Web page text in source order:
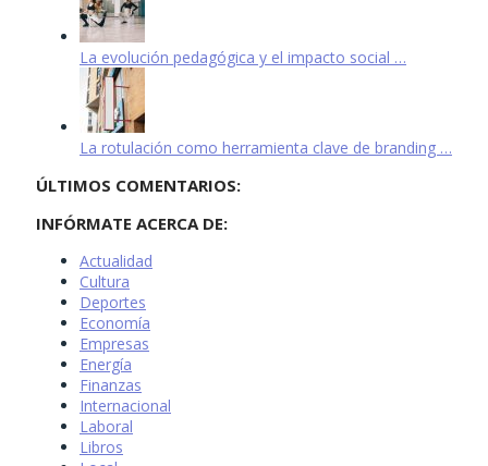
La evolución pedagógica y el impacto social …
La rotulación como herramienta clave de branding …
ÚLTIMOS COMENTARIOS:
INFÓRMATE ACERCA DE:
Actualidad
Cultura
Deportes
Economía
Empresas
Energía
Finanzas
Internacional
Laboral
Libros